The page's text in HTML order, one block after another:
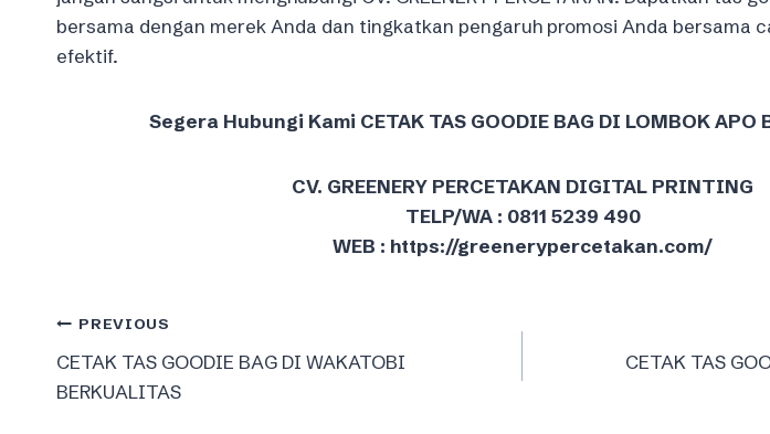
bersama dengan merek Anda dan tingkatkan pengaruh promosi Anda bersama
efektif.
Segera Hubungi Kami CETAK TAS GOODIE BAG DI LOMBOK APO
CV. GREENERY PERCETAKAN DIGITAL PRINTING
TELP/WA : 0811 5239 490
WEB : https://greenerypercetakan.com/
Post
navigation
PREVIOUS
CETAK TAS GOODIE BAG DI WAKATOBI
BERKUALITAS
CETAK TAS